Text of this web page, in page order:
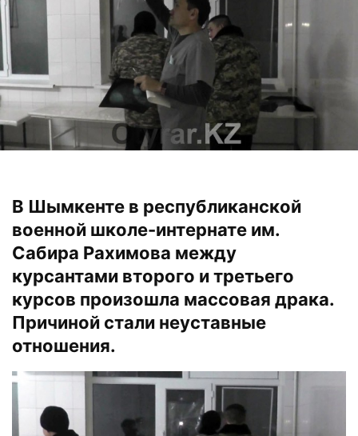
В Шымкенте в республиканской
военной школе-интернате им.
Сабира Рахимова между
курсантами второго и третьего
курсов произошла массовая драка.
Причиной стали неуставные
отношения.